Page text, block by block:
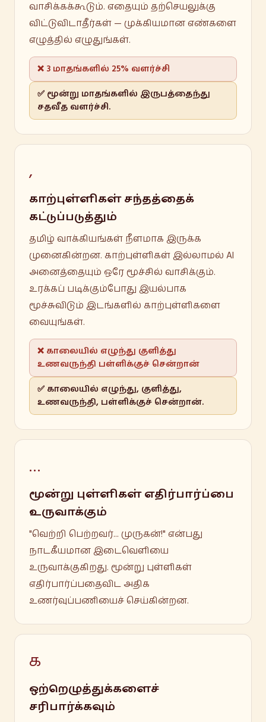
வாசிக்கக்கூடும். எதையும் தற்செயலுக்கு
விட்டுவிடாதீர்கள் — முக்கியமான எண்களை
எழுத்தில் எழுதுங்கள்.
❌ 3 மாதங்களில் 25% வளர்ச்சி
✅ மூன்று மாதங்களில் இருபத்தைந்து
சதவீத வளர்ச்சி.
,
காற்புள்ளிகள் சந்தத்தைக்
கட்டுப்படுத்தும்
தமிழ் வாக்கியங்கள் நீளமாக இருக்க
முனைகின்றன. காற்புள்ளிகள் இல்லாமல் AI
அனைத்தையும் ஒரே மூச்சில் வாசிக்கும்.
உரக்கப் படிக்கும்போது இயல்பாக
மூச்சுவிடும் இடங்களில் காற்புள்ளிகளை
வையுங்கள்.
❌ காலையில் எழுந்து குளித்து
உணவருந்தி பள்ளிக்குச் சென்றான்
✅ காலையில் எழுந்து, குளித்து,
உணவருந்தி, பள்ளிக்குச் சென்றான்.
…
மூன்று புள்ளிகள் எதிர்பார்ப்பை
உருவாக்கும்
"வெற்றி பெற்றவர்... முருகன்!" என்பது
நாடகீயமான இடைவெளியை
உருவாக்குகிறது. மூன்று புள்ளிகள்
எதிர்பார்ப்பதைவிட அதிக
உணர்வுப்பணியைச் செய்கின்றன.
க
ஒற்றெழுத்துக்களைச்
சரிபார்க்கவும்